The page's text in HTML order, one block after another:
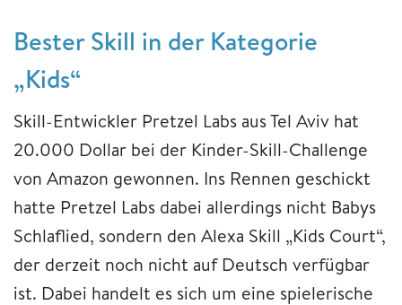
Bester Skill in der Kategorie
„Kids“
Skill-Entwickler Pretzel Labs aus Tel Aviv hat
20.000 Dollar bei der Kinder-Skill-Challenge
von Amazon gewonnen. Ins Rennen geschickt
hatte Pretzel Labs dabei allerdings nicht Babys
Schlaflied, sondern den Alexa Skill „Kids Court“,
der derzeit noch nicht auf Deutsch verfügbar
ist. Dabei handelt es sich um eine spielerische